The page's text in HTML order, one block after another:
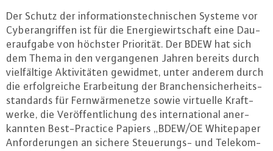
Der Schutz der in­for­ma­ti­ons­tech­ni­schen Systeme vor
Cy­ber­an­grif­fen ist für die En­er­gie­wirt­schaft eine Dau­
er­auf­ga­be von höchster Priorität. Der BDEW hat sich
dem Thema in den ver­gan­ge­nen Jahren bereits durch
viel­fäl­ti­ge Ak­ti­vi­tä­ten gewidmet, unter anderem durch
die er­folg­rei­che Er­ar­bei­tung der Bran­chen­si­cher­heits­
stan­dards für Fern­wär­me­net­ze sowie virtuelle Kraft­
wer­ke, die Ver­öf­fent­li­chung des in­ter­na­tio­nal an­er­
kann­ten Best-Prac­tice Papiers „BDEW/OE Whi­te­pa­per
An­for­de­run­gen an sichere Steue­rungs- und Te­le­kom­